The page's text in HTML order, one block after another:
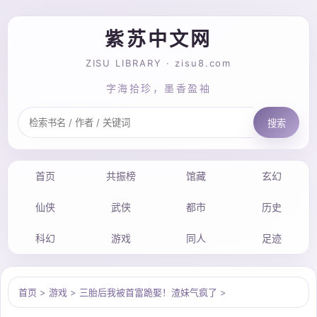
紫苏中文网
ZISU LIBRARY · zisu8.com
字海拾珍，墨香盈袖
搜索
首页 共振榜 馆藏 玄幻
仙侠 武侠 都市 历史
科幻 游戏 同人 足迹
首页 > 游戏 > 三胎后我被首富跪娶！渣妹气疯了 >